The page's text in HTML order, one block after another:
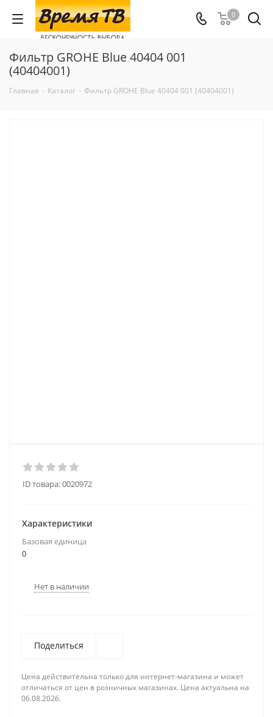
0
Фильтр GROHE Blue 40404 001
(40404001)
Главная - Каталог - Фильтр GROHE Blue 40404 001 (40404001)
ID товара:0020972
Характеристики
Базовая единица
0
Нет в наличии
Поделиться
Цена действительна только для интернет-магазина и может
отличаться от цен в розничных магазинах. Цена актуальна на
06.08.2026.